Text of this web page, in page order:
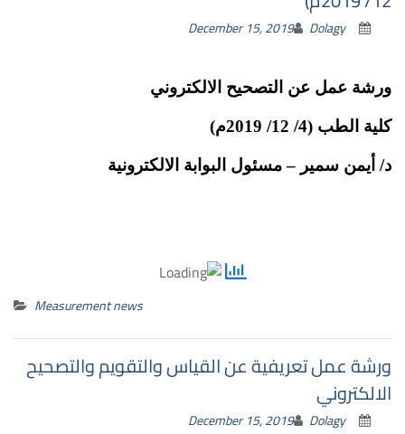
December 15, 2019 Dolagy
ورشة عمل عن التصحيح الالكتروني
كلية الطب (4/ 12/ 2019م)
د/ أيمن سمير – مسئول البوابة الالكترونية
Measurement news
ورشة عمل تعريفية عن القياس والتقويم والتصحيح
الالكتروني
December 15, 2019 Dolagy